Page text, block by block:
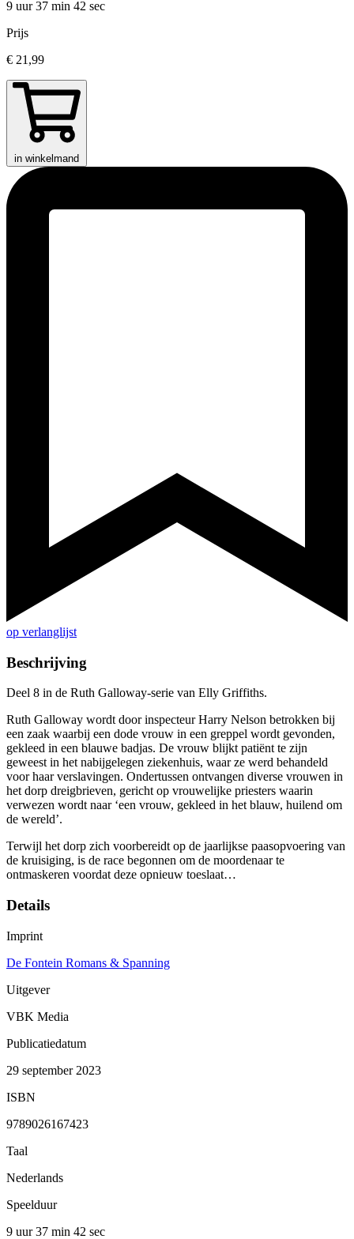
9 uur 37 min 42 sec
Prijs
€ 21,99
in winkelmand
op verlanglijst
Beschrijving
Deel 8 in de Ruth Galloway-serie van Elly Griffiths.
Ruth Galloway wordt door inspecteur Harry Nelson betrokken bij
een zaak waarbij een dode vrouw in een greppel wordt gevonden,
gekleed in een blauwe badjas. De vrouw blijkt patiënt te zijn
geweest in het nabijgelegen ziekenhuis, waar ze werd behandeld
voor haar verslavingen. Ondertussen ontvangen diverse vrouwen in
het dorp dreigbrieven, gericht op vrouwelijke priesters waarin
verwezen wordt naar ‘een vrouw, gekleed in het blauw, huilend om
de wereld’.
Terwijl het dorp zich voorbereidt op de jaarlijkse paasopvoering van
de kruisiging, is de race begonnen om de moordenaar te
ontmaskeren voordat deze opnieuw toeslaat…
Details
Imprint
De Fontein Romans & Spanning
Uitgever
VBK Media
Publicatiedatum
29 september 2023
ISBN
9789026167423
Taal
Nederlands
Speelduur
9 uur 37 min 42 sec